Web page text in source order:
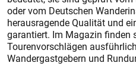
oder vom Deutschen
herausragende Qualität und
garantiert. Im Magazin finden
Tourenvorschlägen
Wandergastgebern und